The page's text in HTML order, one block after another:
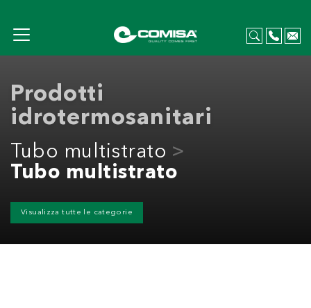
Prodotti
idrotermosanitari
Tubo multistrato
Tubo multistrato
Visualizza tutte le categorie